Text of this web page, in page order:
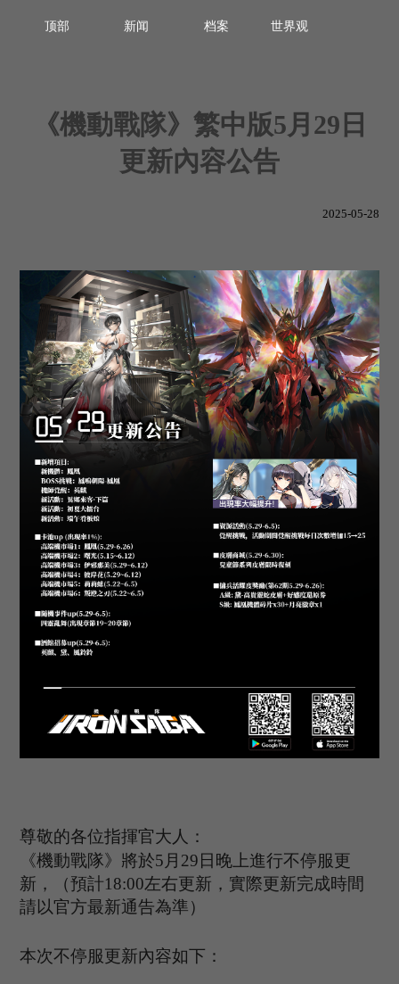
顶部 新闻 档案 世界观
《機動戰隊》繁中版5月29日
更新內容公告
2025-05-28
尊敬的各位指揮官大人：
《機動戰隊》將於5 月 29日晚上進行不停服更
新，（預計1 8:00左右更新，實際更新完成時間
請以官方最新通告為準）
本次不停服更新內容如下：